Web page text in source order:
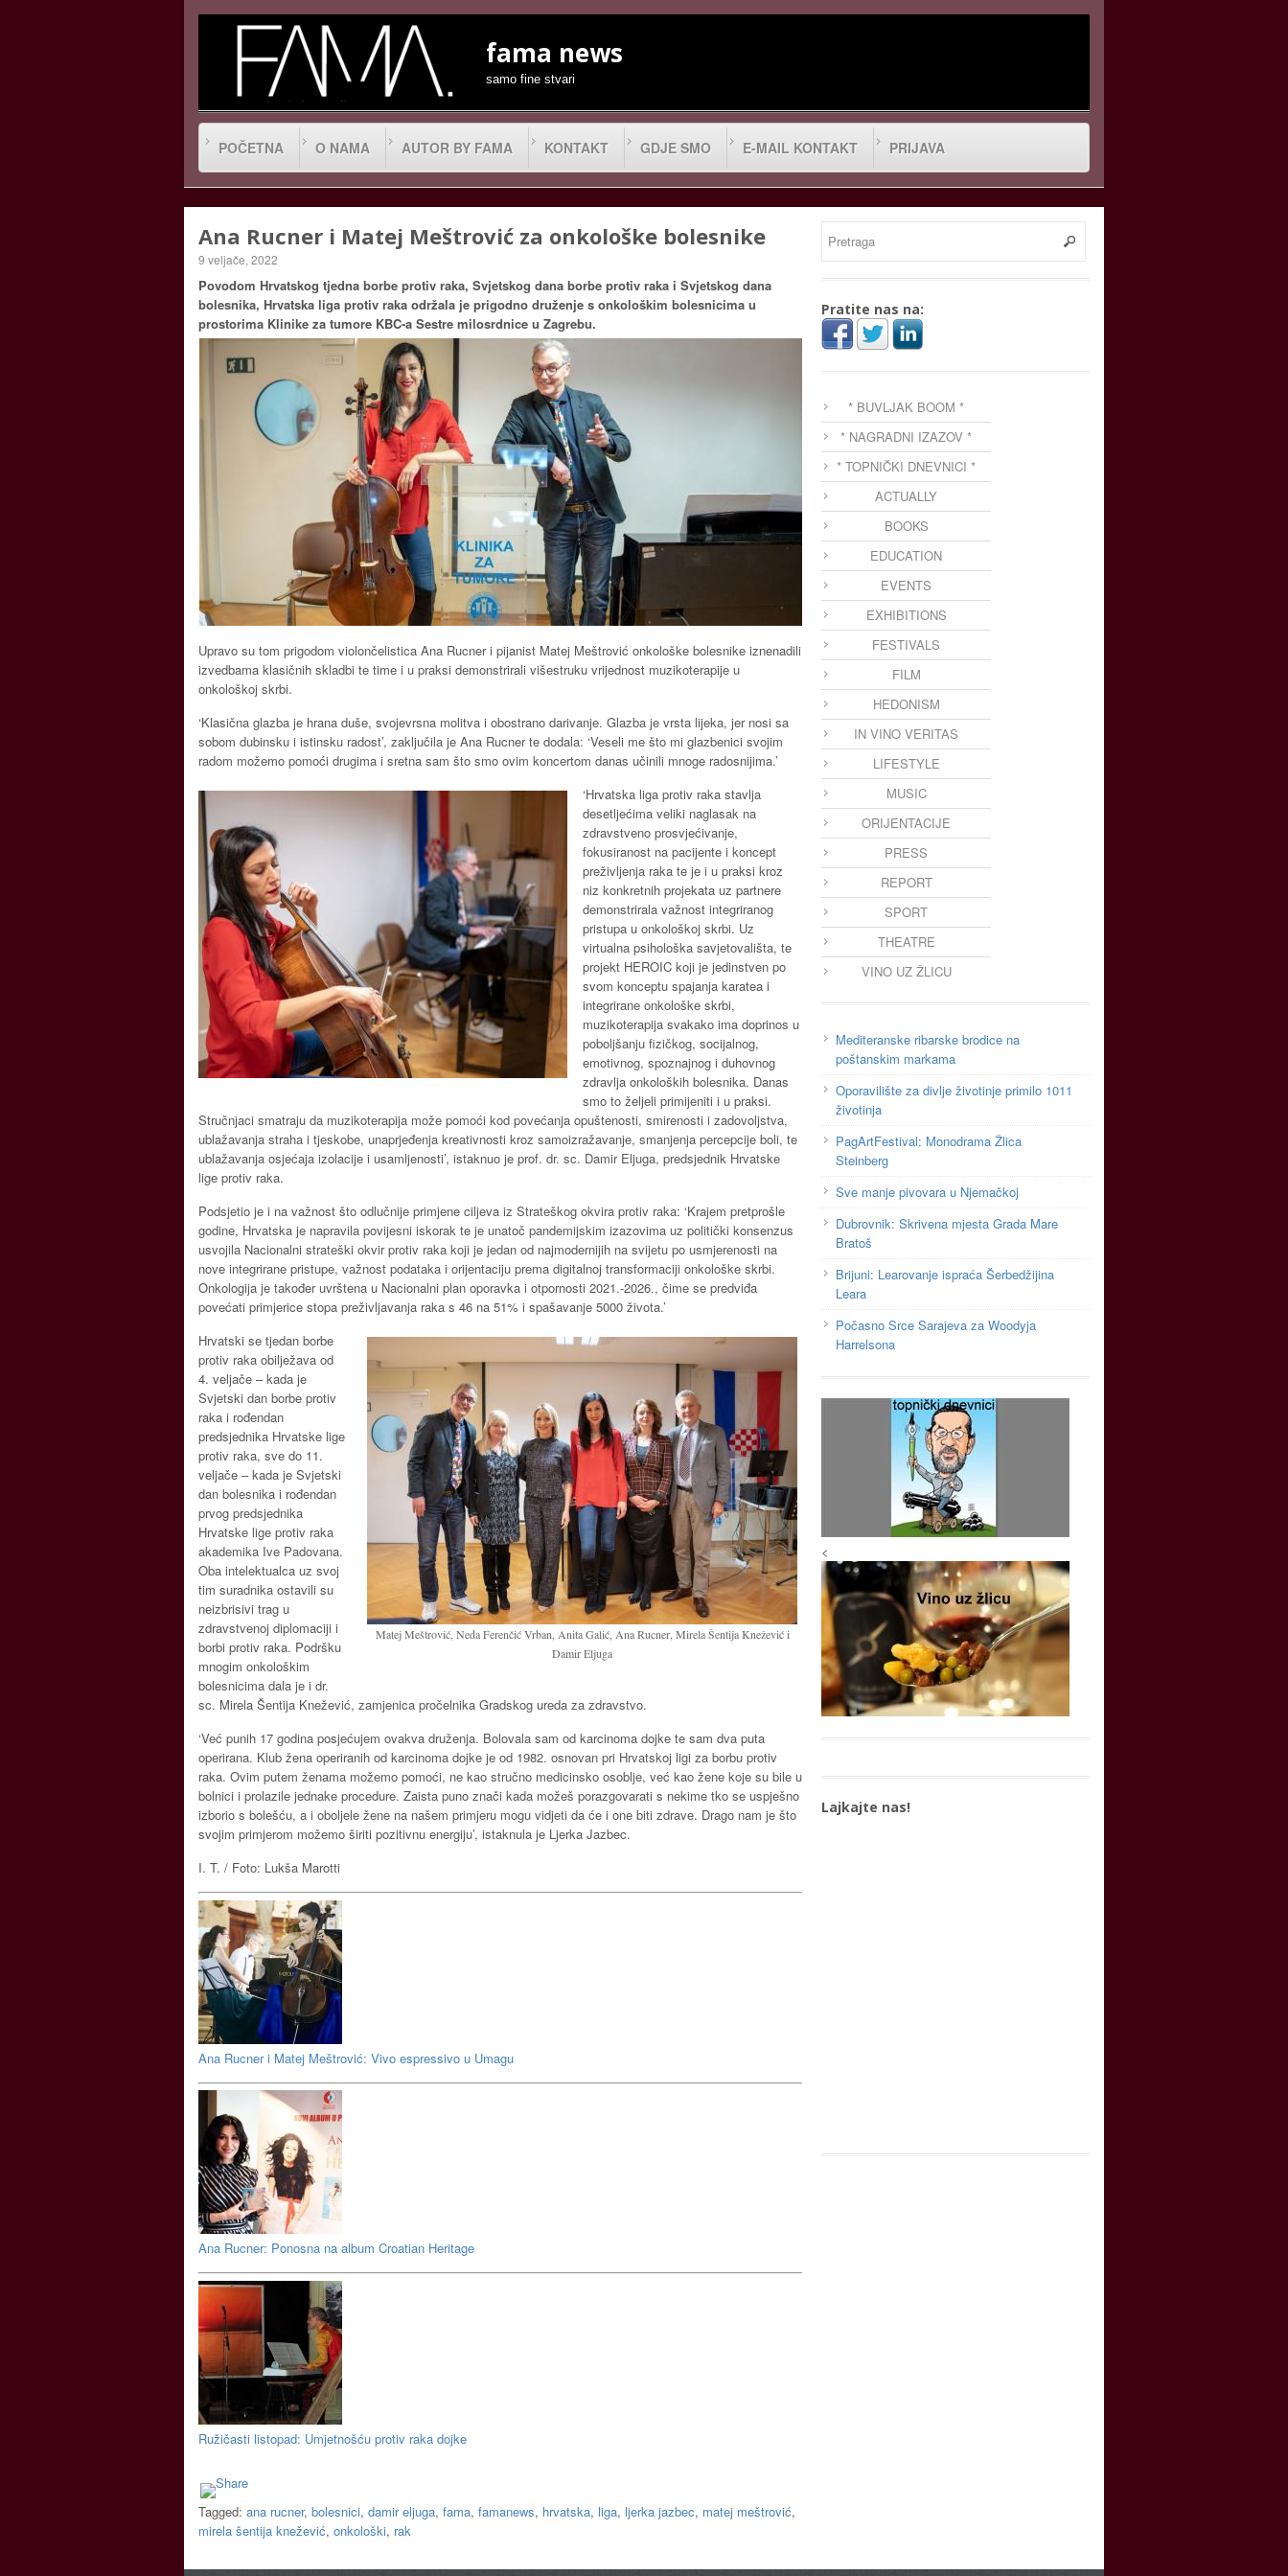
fama news
samo fine stvari
POČETNA O NAMA AUTOR BY FAMA KONTAKT GDJE SMO E-MAIL KONTAKT PRIJAVA
Ana Rucner i Matej Meštrović za onkološke bolesnike
9 veljače, 2022
Povodom Hrvatskog tjedna borbe protiv raka, Svjetskog dana borbe protiv raka i Svjetskog dana
bolesnika, Hrvatska liga protiv raka održala je prigodno druženje s onkološkim bolesnicima u
prostorima Klinike za tumore KBC-a Sestre milosrdnice u Zagrebu.
Upravo su tom prigodom violončelistica Ana Rucner i pijanist Matej Meštrović onkološke bolesnike iznenadili
izvedbama klasičnih skladbi te time i u praksi demonstrirali višestruku vrijednost muzikoterapije u
onkološkoj skrbi.
‘Klasična glazba je hrana duše, svojevrsna molitva i obostrano darivanje. Glazba je vrsta lijeka, jer nosi sa
sobom dubinsku i istinsku radost’, zaključila je Ana Rucner te dodala: ‘Veseli me što mi glazbenici svojim
radom možemo pomoći drugima i sretna sam što smo ovim koncertom danas učinili mnoge radosnijima.’
‘Hrvatska liga protiv raka stavlja
desetljećima veliki naglasak na
zdravstveno prosvjećivanje,
fokusiranost na pacijente i koncept
preživljenja raka te je i u praksi kroz
niz konkretnih projekata uz partnere
demonstrirala važnost integriranog
pristupa u onkološkoj skrbi. Uz
virtualna psihološka savjetovališta, te
projekt HEROIC koji je jedinstven po
svom konceptu spajanja karatea i
integrirane onkološke skrbi,
muzikoterapija svakako ima doprinos u
poboljšanju fizičkog, socijalnog,
emotivnog, spoznajnog i duhovnog
zdravlja onkoloških bolesnika. Danas
smo to željeli primijeniti i u praksi.
Stručnjaci smatraju da muzikoterapija može pomoći kod povećanja opuštenosti, smirenosti i zadovoljstva,
ublažavanja straha i tjeskobe, unaprjeđenja kreativnosti kroz samoizražavanje, smanjenja percepcije boli, te
ublažavanja osjećaja izolacije i usamljenosti’, istaknuo je prof. dr. sc. Damir Eljuga, predsjednik Hrvatske
lige protiv raka.
Podsjetio je i na važnost što odlučnije primjene ciljeva iz Strateškog okvira protiv raka: ‘Krajem pretprošle
godine, Hrvatska je napravila povijesni iskorak te je unatoč pandemijskim izazovima uz politički konsenzus
usvojila Nacionalni strateški okvir protiv raka koji je jedan od najmodernijih na svijetu po usmjerenosti na
nove integrirane pristupe, važnost podataka i orijentaciju prema digitalnoj transformaciji onkološke skrbi.
Onkologija je također uvrštena u Nacionalni plan oporavka i otpornosti 2021.-2026., čime se predviđa
povećati primjerice stopa preživljavanja raka s 46 na 51% i spašavanje 5000 života.’
Matej Meštrović, Neda Ferenčić Vrban, Anita Galić, Ana Rucner, Mirela Šentija Knežević i
Damir Eljuga
Hrvatski se tjedan borbe
protiv raka obilježava od
4. veljače – kada je
Svjetski dan borbe protiv
raka i rođendan
predsjednika Hrvatske lige
protiv raka, sve do 11.
veljače – kada je Svjetski
dan bolesnika i rođendan
prvog predsjednika
Hrvatske lige protiv raka
akademika Ive Padovana.
Oba intelektualca uz svoj
tim suradnika ostavili su
neizbrisivi trag u
zdravstvenoj diplomaciji i
borbi protiv raka. Podršku
mnogim onkološkim
bolesnicima dala je i dr.
sc. Mirela Šentija Knežević, zamjenica pročelnika Gradskog ureda za zdravstvo.
‘Već punih 17 godina posjećujem ovakva druženja. Bolovala sam od karcinoma dojke te sam dva puta
operirana. Klub žena operiranih od karcinoma dojke je od 1982. osnovan pri Hrvatskoj ligi za borbu protiv
raka. Ovim putem ženama možemo pomoći, ne kao stručno medicinsko osoblje, već kao žene koje su bile u
bolnici i prolazile jednake procedure. Zaista puno znači kada možeš porazgovarati s nekime tko se uspješno
izborio s bolešću, a i oboljele žene na našem primjeru mogu vidjeti da će i one biti zdrave. Drago nam je što
svojim primjerom možemo širiti pozitivnu energiju’, istaknula je Ljerka Jazbec.
I. T. / Foto: Lukša Marotti
Ana Rucner i Matej Meštrović: Vivo espressivo u Umagu
Ana Rucner: Ponosna na album Croatian Heritage
Ružičasti listopad: Umjetnošću protiv raka dojke
Tagged: ana rucner, bolesnici, damir eljuga, fama, famanews, hrvatska, liga, ljerka jazbec, matej meštrović,
mirela šentija knežević, onkološki, rak
Pratite nas na:
* BUVLJAK BOOM *
* NAGRADNI IZAZOV *
* TOPNIČKI DNEVNICI *
ACTUALLY
BOOKS
EDUCATION
EVENTS
EXHIBITIONS
FESTIVALS
FILM
HEDONISM
IN VINO VERITAS
LIFESTYLE
MUSIC
ORIJENTACIJE
PRESS
REPORT
SPORT
THEATRE
VINO UZ ŽLICU
Mediteranske ribarske brodice na
poštanskim markama
Oporavilište za divlje životinje primilo 1011
životinja
PagArtFestival: Monodrama Žlica
Steinberg
Sve manje pivovara u Njemačkoj
Dubrovnik: Skrivena mjesta Grada Mare
Bratoš
Brijuni: Learovanje ispraća Šerbedžijina
Leara
Počasno Srce Sarajeva za Woodyja
Harrelsona
<
Lajkajte nas!